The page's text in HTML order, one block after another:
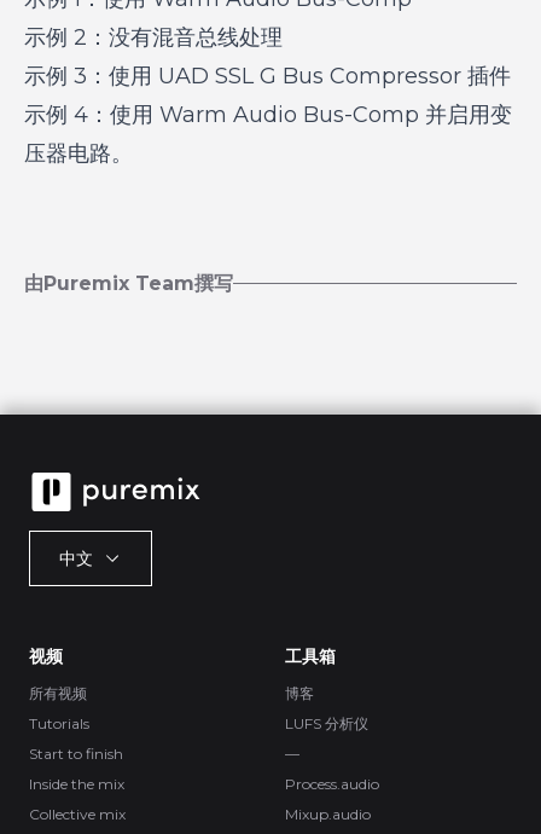
示例 2：没有混音总线处理
示例 3：使用 UAD SSL G Bus Compressor 插件
示例 4：使用 Warm Audio Bus-Comp 并启用变
压器电路。
由Puremix Team撰写
中文
视频
所有视频
Tutorials
Start to finish
Inside the mix
Collective mix
工具箱
博客
LUFS 分析仪
—
Process.audio
Mixup.audio